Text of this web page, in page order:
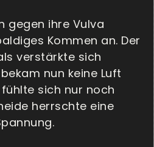
gegen ihre Vulva
Kommen an. Der
verstärkte sich
nun keine Luft
sich nur noch
herrschte eine